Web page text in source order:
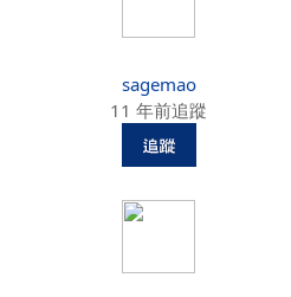
sagemao
11 年前追蹤